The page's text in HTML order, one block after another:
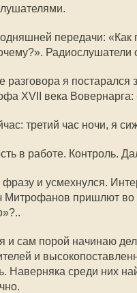
передачи:
Радиослушатели
разговора я постарался
ХVII века Вовернарга:
третий час ночи, я
в работе. Контроль.
фразу и усмехнулся.
пришлют во
и сам порой начинаю
и
Наверняка среди них